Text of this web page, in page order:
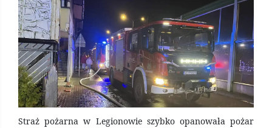
Straż pożarna w Legionowie szybko opanowała pożar